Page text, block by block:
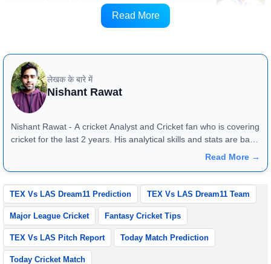
SEA vs SF Match Details
Read More
लेखक के बारे में
Nishant Rawat
Nishant Rawat - A cricket Analyst and Cricket fan who is covering
cricket for the last 2 years. His analytical skills and stats are bang
on and they reflect very well in match previews and articleRead More →
TEX Vs LAS Dream11 Prediction TEX Vs LAS Dream11 Team
Major League Cricket Fantasy Cricket Tips
TEX Vs LAS Pitch Report Today Match Prediction
Today Cricket Match